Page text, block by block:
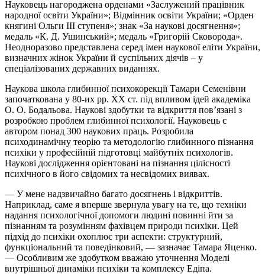
Науковець нагороджена орденами «Заслужений працівник
народної освіти України»; Відмінник освіти України; «Орден
княгині Ольги ІІІ ступеня»; знак «За наукові досягнення»;
медаль «К. Д. Ушинський»; медаль «Григорій Сковорода».
Неодноразово представлена серед імен наукової еліти України,
визначних жінок України й суспільних діячів – у
спеціалізованих державних виданнях.
Наукова школа глибинної психокорекції Тамари Семенівни
започаткована у 80-их рр. ХХ ст. під впливом ідей академіка
О. О. Бодальова. Наукові здобутки та відкриття пов’язані з
розробкою проблем глибинної психології. Науковець є
автором понад 300 наукових праць. Розробила
психодинамічну теорію та методологію глибинного пізнання
психіки у професійній підготовці майбутніх психологів.
Наукові дослідження орієнтовані на пізнання цілісності
психічного в його свідомих та несвідомих виявах.
— У мене надзвичайно багато досягнень і відкриттів.
Наприклад, саме я вперше звернула увагу на те, що техніки
надання психологічної допомоги людині повинні йти за
пізнанням та розумінням фахівцем природи психіки. Цей
підхід до психіки охоплює три аспекти: структурний,
функціональний та поведінковий, — зазначає Тамара Яценко.
— Особливим же здобутком вважаю уточнення Моделі
внутрішньої динаміки психіки та комплексу Едіпа.